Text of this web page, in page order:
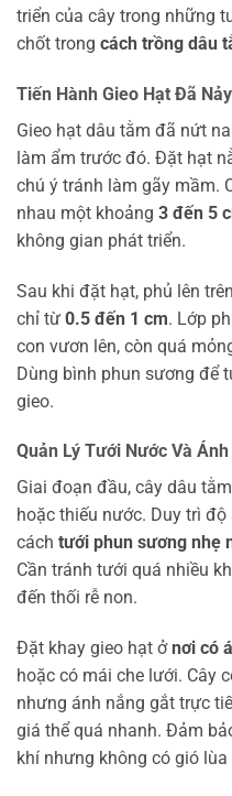
triển của cây trong những
chốt trong cách trồng dâu
Tiến Hành Gieo Hạt Đã
Gieo hạt dâu tằm đã nứt
làm ẩm trước đó. Đặt hạt
chú ý tránh làm gãy mầm.
nhau một khoảng 3 đến 5
không gian phát triển.
Sau khi đặt hạt, phủ lên
chỉ từ 0.5 đến 1 cm. Lớp
con vươn lên, còn quá
Dùng bình phun sương để
gieo.
Quản Lý Tưới Nước Và
Giai đoạn đầu, cây dâu
hoặc thiếu nước. Duy trì
cách tưới phun sương nhẹ
Cần tránh tưới quá nhiều
đến thối rễ non.
Đặt khay gieo hạt ởnơi có
hoặc có mái che lưới. Cây
nhưng ánh nắng gắt trực
giá thể quá nhanh. Đảm
khí nhưng không có gió lùa